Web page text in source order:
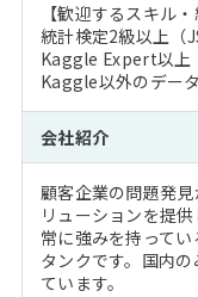
【歓迎するスキル・
統計検定2級以上（
Kaggle Expert以上
Kaggle以外のデー
会社紹介
顧客企業の問題発
リューションを提
常に強みを持って
タンクです。国内
ています。